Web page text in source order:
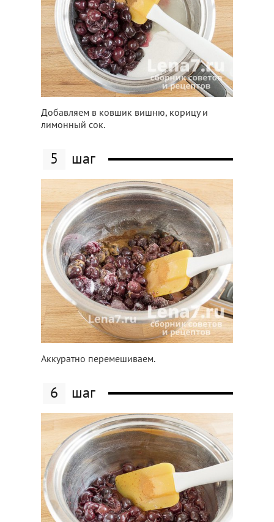
Добавляем в ковшик вишню, корицу и
лимонный сок.
5 шаг
Аккуратно перемешиваем.
6 шаг